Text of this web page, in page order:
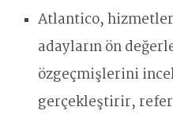
Atlantico,
adayların ön
özgeçmişlerini
gerçekleştirir,